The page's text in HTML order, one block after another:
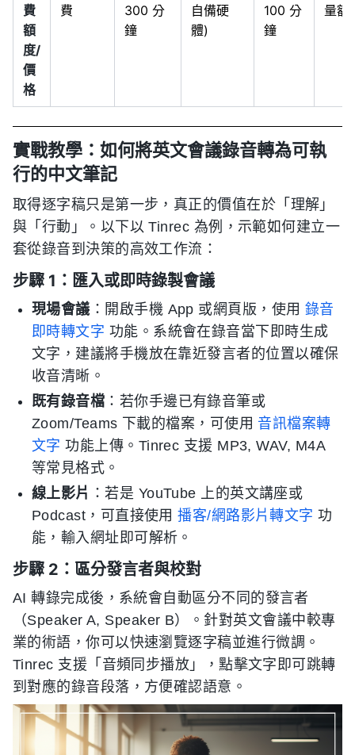
費
額
度/
價
格
費
300 分
鐘
自備硬
體)
100 分
鐘
量額
實戰教學：如何將英文會議錄音轉為可執
行的中文筆記
取得逐字稿只是第一步，真正的價值在於「理解」
與「行動」。以下以 Tinrec 為例，示範如何建立一
套從錄音到決策的高效工作流：
步驟 1：匯入或即時錄製會議
現場會議 ：開啟手機 App 或網頁版，使用 錄音
即時轉文字 功能。系統會在錄音當下即時生成
文字，建議將手機放在靠近發言者的位置以確保
收音清晰。
既有錄音檔 ：若你手邊已有錄音筆或
Zoom/Teams 下載的檔案，可使用 音訊檔案轉
文字 功能上傳。Tinrec 支援 MP3, WAV, M4A
等常見格式。
線上影片 ：若是 YouTube 上的英文講座或
Podcast，可直接使用播客/網路影片轉文字 功
能，輸入網址即可解析。
步驟 2：區分發言者與校對
AI 轉錄完成後，系統會自動區分不同的發言者
（Speaker A, Speaker B）。針對英文會議中較專
業的術語，你可以快速瀏覽逐字稿並進行微調。
Tinrec 支援「音頻同步播放」，點擊文字即可跳轉
到對應的錄音段落，方便確認語意。